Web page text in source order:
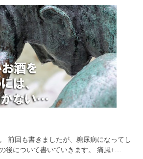
前回も書きましたが、糖尿病になってし
後について書いていきます。 痛風+…